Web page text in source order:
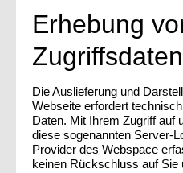
Erhebung
Zugriffsdaten
Die Auslieferung und
Webseite erfordert
Daten. Mit Ihrem Zugriff auf
diese sogenannten Server-
Provider des Webspace
keinen Rückschluss auf Sie